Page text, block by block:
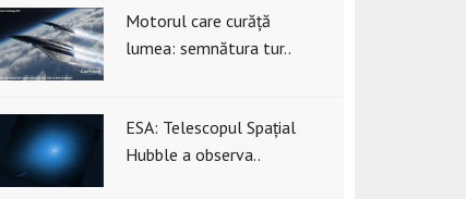
Motorul care curăță
lumea: semnătura tur..
ESA: Telescopul Spațial
Hubble a observa..